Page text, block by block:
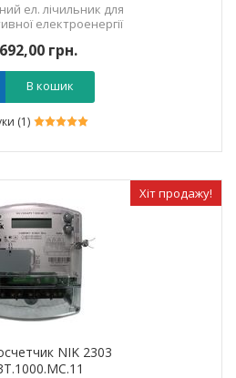
ел. лічильник для
електроенергії
грн.
В кошик
(1)
Хіт продажу!
NIK 2303